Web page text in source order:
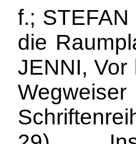
f.;
die
JENNI,